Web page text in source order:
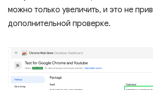
можно только увеличить, и это не
дополнительной проверке.